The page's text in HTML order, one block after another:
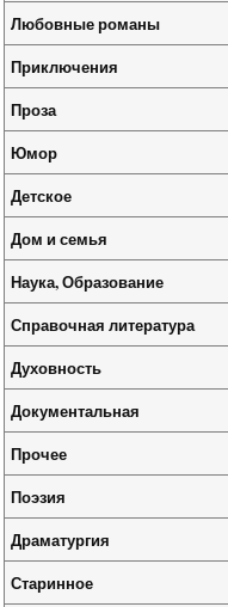
Любовные романы
Приключения
Проза
Юмор
Детское
Дом и семья
Наука, Образование
Справочная литература
Духовность
Документальная
Прочее
Поэзия
Драматургия
Старинное